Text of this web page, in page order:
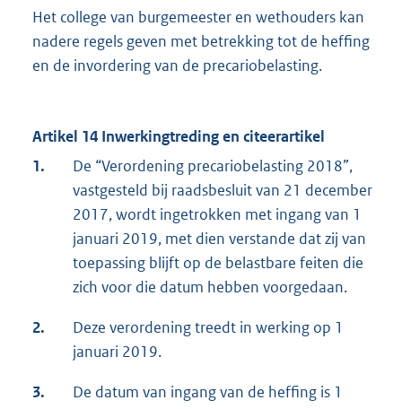
Het college van burgemeester en wethouders kan
nadere regels geven met betrekking tot de heffing
en de invordering van de precariobelasting.
Artikel 14 Inwerkingtreding en citeerartikel
1.
De “Verordening precariobelasting 2018”,
vastgesteld bij raadsbesluit van 21 december
2017, wordt ingetrokken met ingang van 1
januari 2019, met dien verstande dat zij van
toepassing blijft op de belastbare feiten die
zich voor die datum hebben voorgedaan.
2.
Deze verordening treedt in werking op 1
januari 2019.
3.
De datum van ingang van de heffing is 1